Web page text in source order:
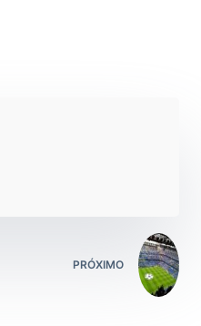
PRÓXIMO